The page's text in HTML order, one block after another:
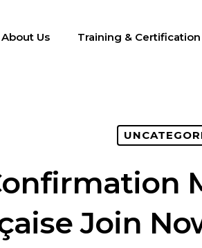
About Us Training & Certification
Join